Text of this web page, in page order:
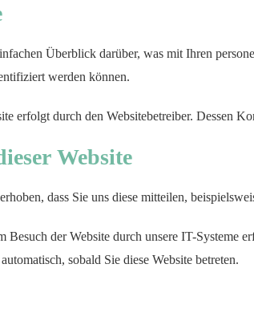
Überblick darüber, was mit Ihren
werden können.
erfolgt durch den Websitebetreiber. Dessen
Website
dass Sie uns diese mitteilen,
Besuch der Website durch unsere IT-Systeme
sobald Sie diese Website betreten.